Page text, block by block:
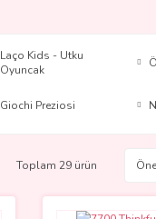
Laço Kids - Utku
Oyuncak
Giochi Preziosi
Toplam 29 ürün